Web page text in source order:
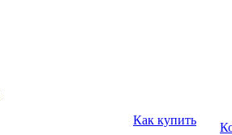
Как купить